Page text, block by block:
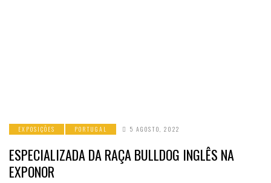
EXPOSIÇÕES PORTUGAL 5 AGOSTO, 2022
ESPECIALIZADA DA RAÇA BULLDOG INGLÊS NA
EXPONOR